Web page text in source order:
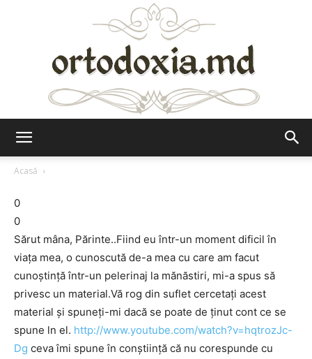
Acasă
0
0
Sărut mâna, Părinte..Fiind eu într-un moment dificil în
viaţa mea, o cunoscută de-a mea cu care am facut
cunoştinţă într-un pelerinaj la mănăstiri, mi-a spus să
privesc un material.Vă rog din suflet cercetaţi acest
material şi spuneţi-mi dacă se poate de ţinut cont ce se
spune ln el. http://www.youtube.com/watch?v=hqtrozJc-
Dg ceva îmi spune în conştiinţă că nu corespunde cu